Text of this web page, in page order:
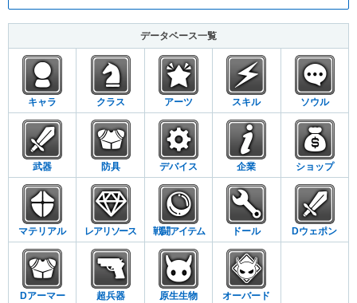
データベース一覧
キャラ クラス アーツ スキル ソウル
武器 防具 デバイス 企業 ショップ
マテリアル レアリソース 戦闘アイテム ドール Dウェポン
Dアーマー 超兵器 原生生物 オーバード